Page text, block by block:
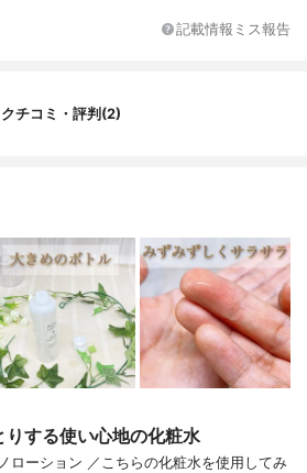
アトメントサエキス、プラセンタエキス、
マティス葉エキス、ノバラ油、スギナエキ
ス、セイヨウキズタ葉／茎エキス、セイヨ
ウナツユキソウ花エキス、ベタイン、ベヘ
ニルアルコール、ペンタステアリン酸ポリ
グリセリル－１０、マルトデキストリン、
マンニトール、クエン酸、リゾレシチン、
カプリリルグリコール、ＤＰＧ、ステアロ
イルラクチレートＮａ、イソステアリン酸
ＥＤＴＡ－２Ｎａ、ＰＶＰ、クエン酸Ｎ
ａ、フェノキシエタノール
記載情報ミス報告
クチコミ・評判(2)
する使い心地の化粧水
ローション ／こちらの化粧水を使用してみ